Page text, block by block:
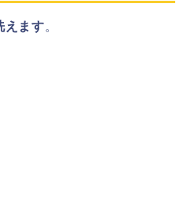
えます。